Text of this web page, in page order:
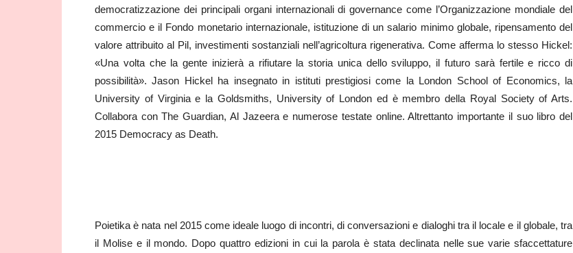
democratizzazione dei principali organi internazionali di governance come l’Organizzazione mondiale del
commercio e il Fondo monetario internazionale, istituzione di un salario minimo globale, ripensamento del
valore attribuito al Pil, investimenti sostanziali nell’agricoltura rigenerativa. Come afferma lo stesso Hickel:
«Una volta che la gente inizierà a rifiutare la storia unica dello sviluppo, il futuro sarà fertile e ricco di
possibilità». Jason Hickel ha insegnato in istituti prestigiosi come la London School of Economics, la
University of Virginia e la Goldsmiths, University of London ed è membro della Royal Society of Arts.
Collabora con The Guardian, Al Jazeera e numerose testate online. Altrettanto importante il suo libro del
2015 Democracy as Death.
Poietika è nata nel 2015 come ideale luogo di incontri, di conversazioni e dialoghi tra il locale e il globale, tra
il Molise e il mondo. Dopo quattro edizioni in cui la parola è stata declinata nelle sue varie sfaccettature